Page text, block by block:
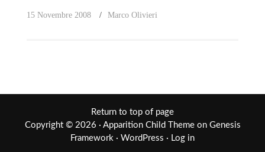
15 Novembre 2008 Marco Olivieri
Return to top of page
Copyright © 2026 · Apparition Child Themeon Genesis
Framework · WordPress · Log in